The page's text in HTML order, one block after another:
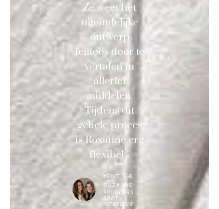
Ze weet het
uiteindelijke
ontwerp
feilloos door te
vertalen in
allerlei
middelen.
Tijdens dit
gehele proces
is Roxanne erg
flexibel.”
YENTLE &
SUZANNE
FOUNDERS
SPOT
INTERIEUR